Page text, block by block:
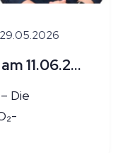
29.05.2026
KlimAktiv Kundenforum am 11.06.2026
Die